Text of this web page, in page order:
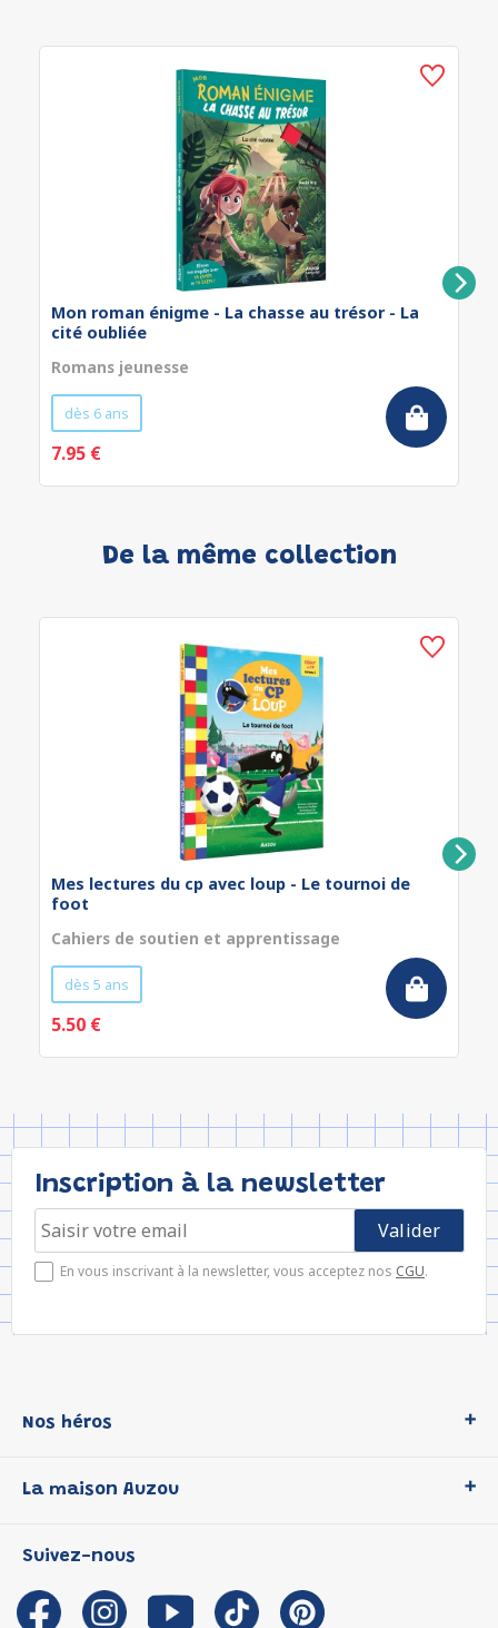
Mon roman énigme - La chasse au trésor - La
cité oubliée
Romans jeunesse
dès 6 ans
7.95 €
De la même collection
Mes lectures du cp avec loup - Le tournoi de
foot
Cahiers de soutien et apprentissage
dès 5 ans
5.50 €
Inscription à la newsletter
En vous inscrivant à la newsletter, vous acceptez nos CGU.
Nos héros
P'tit Loup
Les Influenceuses
Migali
La maison Auzou
Notre histoire
Auzou s'engage
Suivez-nous